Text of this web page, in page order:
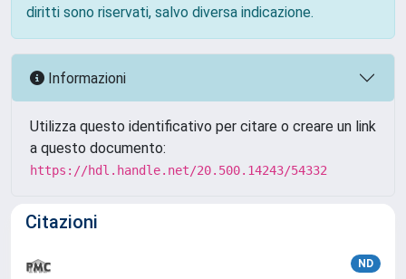
diritti sono riservati, salvo diversa indicazione.
Informazioni
Utilizza questo identificativo per citare o creare un link
a questo documento:
https://hdl.handle.net/20.500.14243/54332
Citazioni
ND